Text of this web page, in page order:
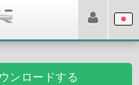
ンロードする